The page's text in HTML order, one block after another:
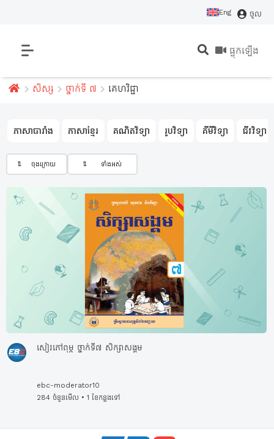
Eng ចូល
ផ្ទុកឡើង
សិស្ស ថ្នាក់ទី ៧ គេហវិជ្ជា
ភាសាបារាំង ភាសាខ្មែរ គណិតវិទ្យា រូបវិទ្យា គីមីវិទ្យា ជីវវិទ្យា
⇅ ចុងក្រោយ ⇅ ទាំងអស់
សៀវភៅពុម្ភ ថ្នាក់ទី៧ សិក្សាសង្គម
ebc-moderator10
284 ចំនួនមើល • 1 ខែកន្លងទៅ